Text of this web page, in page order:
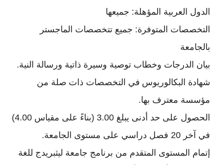
الدول العربية المؤهلة: جميعها
التخصصات المتوفرة: جميع تتخصصات الماجستر
بالجامعة
بيان الدرجات وخطاب توصية وسيرة ذاتية ورسالة النية.
شهادة البكالوريوس في التخصصات ذات صلة من
مؤسسة معترف بها.
الحصول على حد أدنى يبلغ 3.00 (بناءً على مقياس 4.00)
في آخر 20 فصل دراسي على مستوى الجامعة.
إتمام المستوى المتقدم من برنامج جامعة ليثبريدج للغة